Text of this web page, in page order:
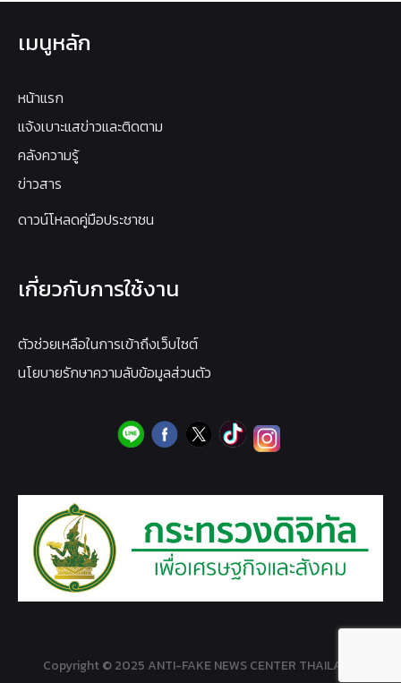
เมนูหลัก
หน้าแรก
แจ้งเบาะแสข่าวและติดตาม
คลังความรู้
ข่าวสาร
ดาวน์โหลดคู่มือประชาชน
เกี่ยวกับการใช้งาน
ตัวช่วยเหลือในการเข้าถึงเว็บไซต์
นโยบายรักษาความลับข้อมูลส่วนตัว
Copyright © 2025 ANTI-FAKE NEWS CENTER THAILAND